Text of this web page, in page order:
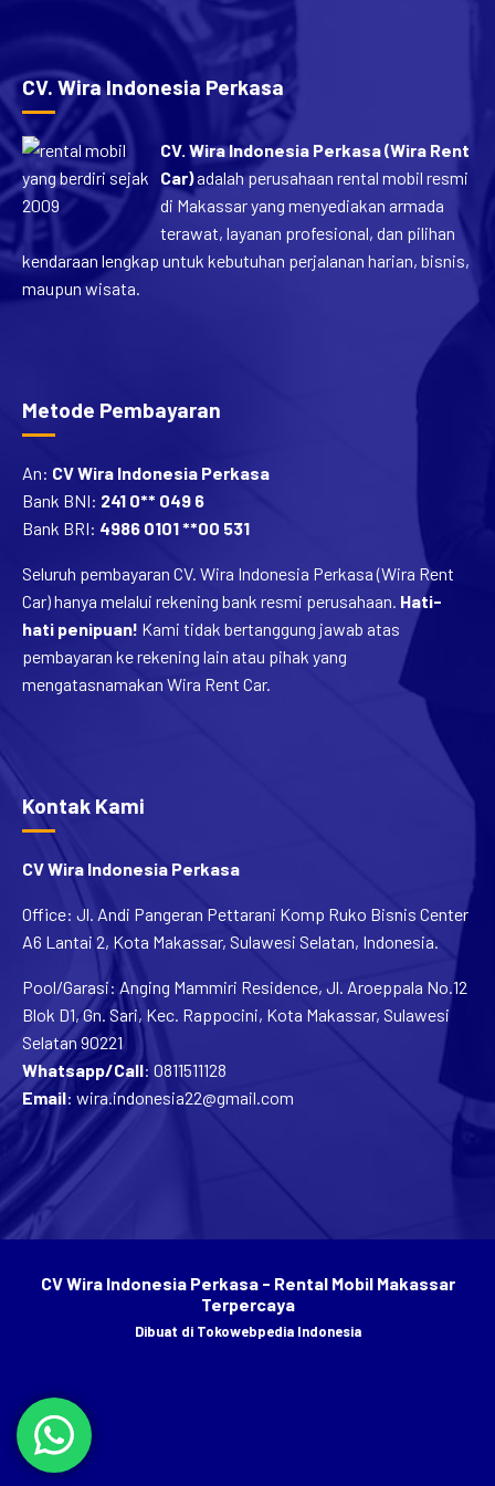
CV. Wira Indonesia Perkasa
CV. Wira Indonesia Perkasa (Wira Rent
Car)adalah perusahaan rental mobil resmi
di Makassar yang menyediakan armada
terawat, layanan profesional, dan pilihan
kendaraan lengkap untuk kebutuhan perjalanan harian, bisnis,
maupun wisata.
Metode Pembayaran
An: CV Wira Indonesia Perkasa
Bank BNI: 241 0** 049 6
Bank BRI: 4986 0101 **00 531
Seluruh pembayaran CV. Wira Indonesia Perkasa (Wira Rent
Car) hanya melalui rekening bank resmi perusahaan. Hati-
hati penipuan! Kami tidak bertanggung jawab atas
pembayaran ke rekening lain atau pihak yang
mengatasnamakan Wira Rent Car.
Kontak Kami
CV Wira Indonesia Perkasa
Office: Jl. Andi Pangeran Pettarani Komp Ruko Bisnis Center
A6 Lantai 2, Kota Makassar, Sulawesi Selatan, Indonesia.
Pool/Garasi: Anging Mammiri Residence, Jl. Aroeppala No.12
Blok D1, Gn. Sari, Kec. Rappocini, Kota Makassar, Sulawesi
Selatan 90221
Whatsapp/Call: 0811511128
Email: wira.indonesia22@gmail.com
CV Wira Indonesia Perkasa - Rental Mobil Makassar
Terpercaya
Dibuat di Tokowebpedia Indonesia